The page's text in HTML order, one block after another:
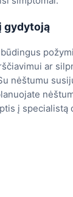
gydytoją
ar
nėštumu
į specialistą